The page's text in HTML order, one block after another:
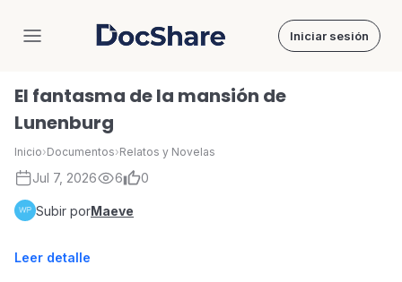
DocShare Iniciar sesión
El fantasma de la mansión de
Lunenburg
Inicio›Documentos›Relatos y Novelas
Jul 7, 2026 6 0
Subir porMaeve
Leer detalle